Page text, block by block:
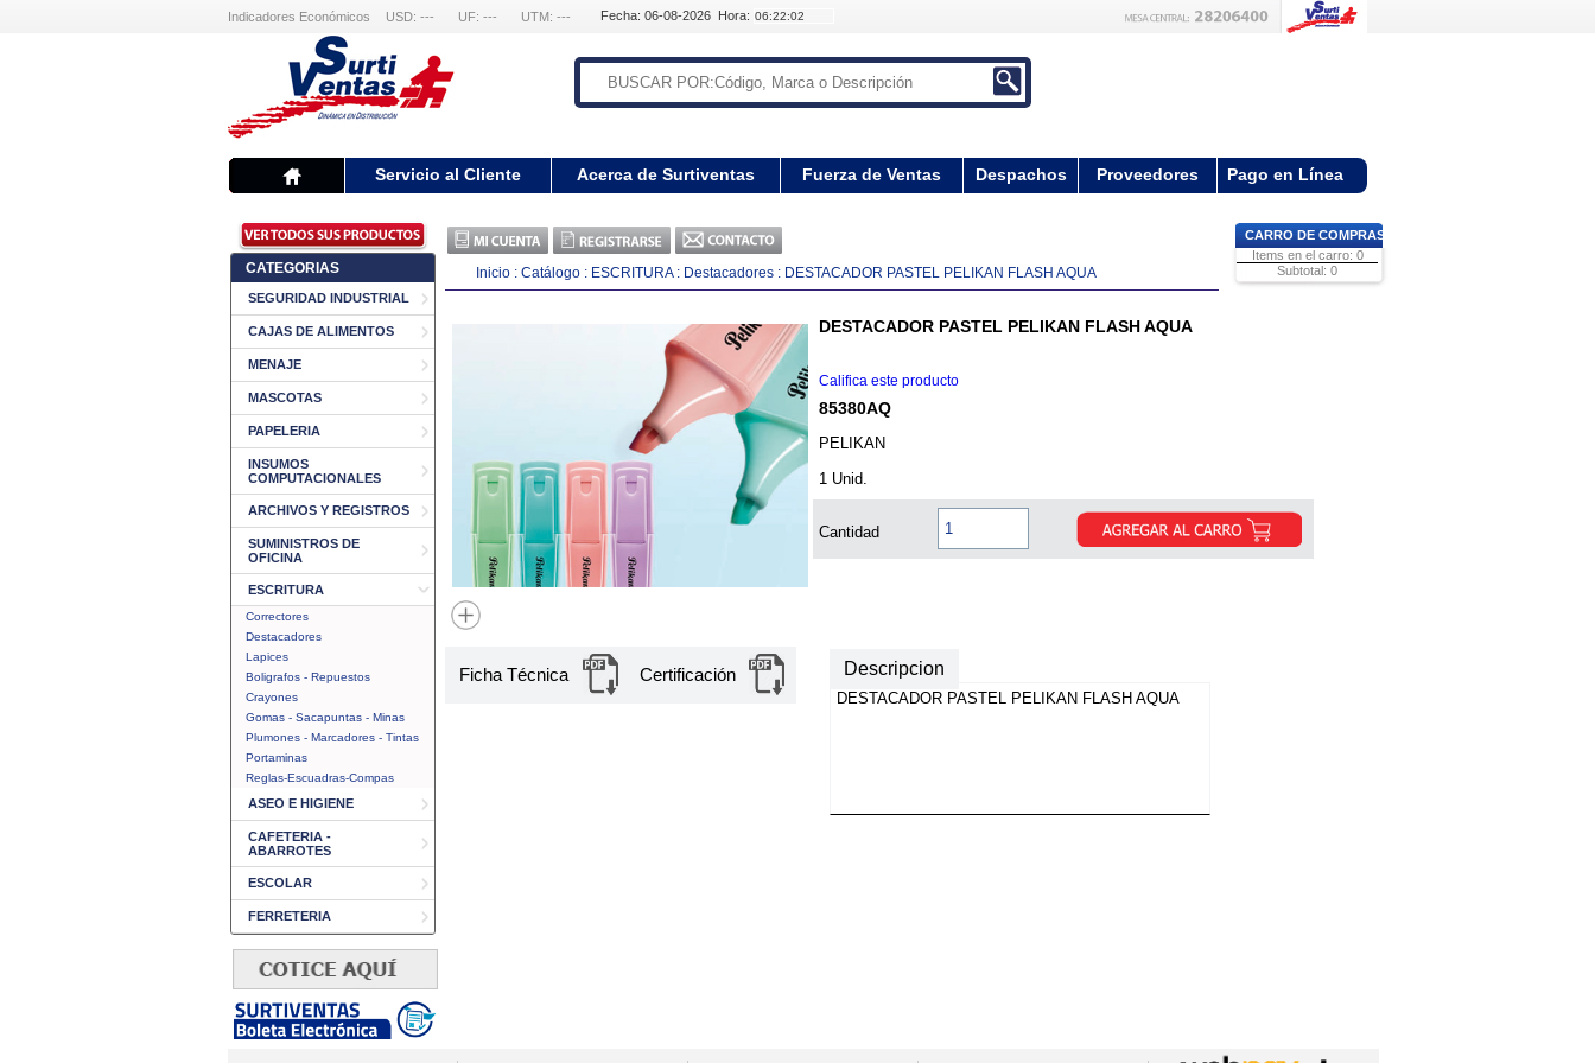
Indicadores Económicos USD: --- UF: --- UTM: --- Fecha: 06-08-2026 Hora:
Servicio al Cliente Acerca de Surtiventas Fuerza de Ventas Despachos Proveedores Pago en Línea
CATEGORIAS
SEGURIDAD INDUSTRIAL
CAJAS DE ALIMENTOS
MENAJE
MASCOTAS
PAPELERIA
INSUMOS
COMPUTACIONALES
ARCHIVOS Y REGISTROS
SUMINISTROS DE
OFICINA
ESCRITURA
Correctores
Destacadores
Lapices
Boligrafos - Repuestos
Crayones
Gomas - Sacapuntas - Minas
Plumones - Marcadores - Tintas
Portaminas
Reglas-Escuadras-Compas
ASEO E HIGIENE
CAFETERIA -
ABARROTES
ESCOLAR
FERRETERIA
Inicio : Catálogo : ESCRITURA: Destacadores : DESTACADOR PASTEL PELIKAN FLASH AQUA
DESTACADOR PASTEL PELIKAN FLASH AQUA
Califica este producto
85380AQ
PELIKAN
1 Unid.
Cantidad
Ficha Técnica Certificación Descripcion
DESTACADOR PASTEL PELIKAN FLASH AQUA
CARRO DE COMPRAS
Items en el carro: 0
Subtotal: 0